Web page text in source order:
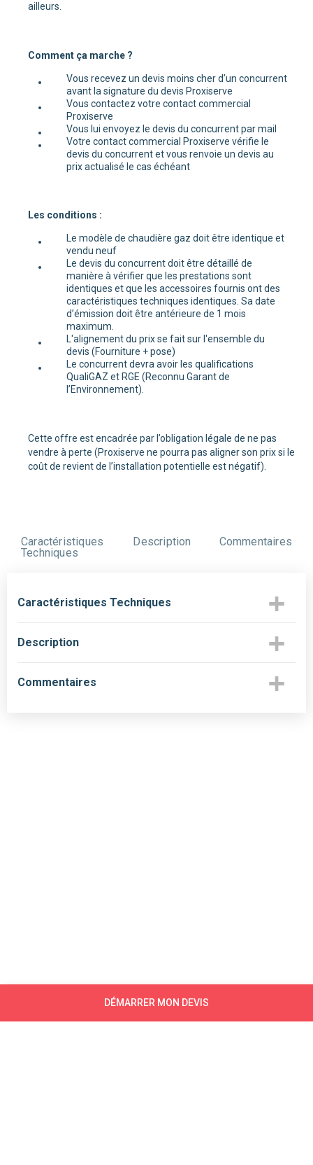
DÉMARRER MON DEVIS
ailleurs.
Comment ça marche ?
Vous recevez un devis moins cher d’un concurrent
avant la signature du devis Proxiserve
Vous contactez votre contact commercial
Proxiserve
Vous lui envoyez le devis du concurrent par mail
Votre contact commercial Proxiserve vérifie le
devis du concurrent et vous renvoie un devis au
prix actualisé le cas échéant
Les conditions :
Le modèle de chaudière gaz doit être identique et
vendu neuf
Le devis du concurrent doit être détaillé de
manière à vérifier que les prestations sont
identiques et que les accessoires fournis ont des
caractéristiques techniques identiques. Sa date
d’émission doit être antérieure de 1 mois
maximum.
L'alignement du prix se fait sur l'ensemble du
devis (Fourniture + pose)
Le concurrent devra avoir les qualifications
QualiGAZ et RGE (Reconnu Garant de
l’Environnement).
Cette offre est encadrée par l’obligation légale de ne pas
vendre à perte (Proxiserve ne pourra pas aligner son prix si le
coût de revient de l’installation potentielle est négatif).
Caractéristiques
Techniques
Description Commentaires
Caractéristiques Techniques
Description
Commentaires